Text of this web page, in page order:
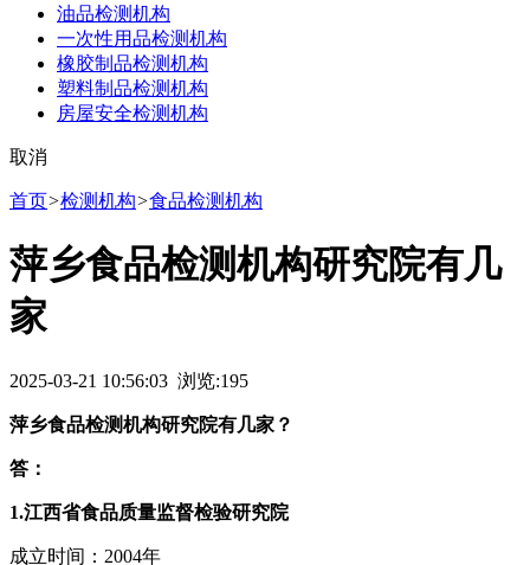
油品检测机构
一次性用品检测机构
橡胶制品检测机构
塑料制品检测机构
房屋安全检测机构
取消
首页>检测机构>食品检测机构
萍乡食品检测机构研究院有几
家
2025-03-21 10:56:03 浏览:195
萍乡食品检测机构研究院有几家？
答：
1.江西省食品质量监督检验研究院
成立时间：2004年